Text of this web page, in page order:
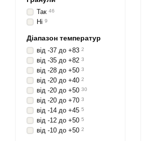
Так 46
Ні 9
Діапазон температур
від -37 до +83 2
від -35 до +82 3
від -28 до +50 3
від -20 до +40 2
від -20 до +50 30
від -20 до +70 3
від -14 до +45 5
від -12 до +50 5
від -10 до +50 2